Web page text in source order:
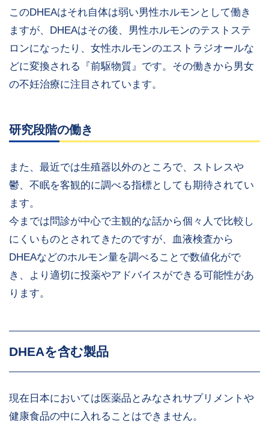
このDHEAはそれ自体は弱い男性ホルモンとして働き
ますが、DHEAはその後、男性ホルモンのテストステ
ロンになったり、女性ホルモンのエストラジオールな
どに変換される『前駆物質』です。その働きから男女
の不妊治療に注目されています。
研究段階の働き
また、最近では生殖器以外のところで、ストレスや
鬱、不眠を客観的に調べる指標としても期待されてい
ます。
今までは問診が中心で主観的な話から個々人で比較し
にくいものとされてきたのですが、血液検査から
DHEAなどのホルモン量を調べることで数値化がで
き、より適切に投薬やアドバイスができる可能性があ
ります。
DHEAを含む製品
現在日本においては医薬品とみなされサプリメントや
健康食品の中に入れることはできません。